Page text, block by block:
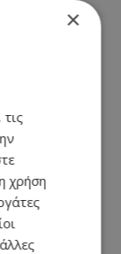
×
χρήση